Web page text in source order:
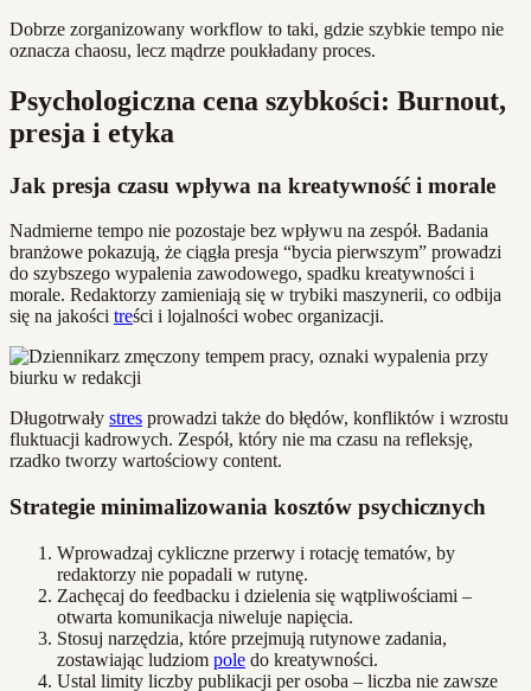
Dobrze zorganizowany workflow to taki, gdzie szybkie tempo nie
oznacza chaosu, lecz mądrze poukładany proces.
Psychologiczna cena szybkości: Burnout,
presja i etyka
Jak presja czasu wpływa na kreatywność i morale
Nadmierne tempo nie pozostaje bez wpływu na zespół. Badania
branżowe pokazują, że ciągła presja “bycia pierwszym” prowadzi
do szybszego wypalenia zawodowego, spadku kreatywności i
morale. Redaktorzy zamieniają się w trybiki maszynerii, co odbija
się na jakości treści i lojalności wobec organizacji.
Długotrwały stres prowadzi także do błędów, konfliktów i wzrostu
fluktuacji kadrowych. Zespół, który nie ma czasu na refleksję,
rzadko tworzy wartościowy content.
Strategie minimalizowania kosztów psychicznych
Wprowadzaj cykliczne przerwy i rotację tematów, by
redaktorzy nie popadali w rutynę.
Zachęcaj do feedbacku i dzielenia się wątpliwościami –
otwarta komunikacja niweluje napięcia.
Stosuj narzędzia, które przejmują rutynowe zadania,
zostawiając ludziom pole do kreatywności.
Ustal limity liczby publikacji per osoba – liczba nie zawsze